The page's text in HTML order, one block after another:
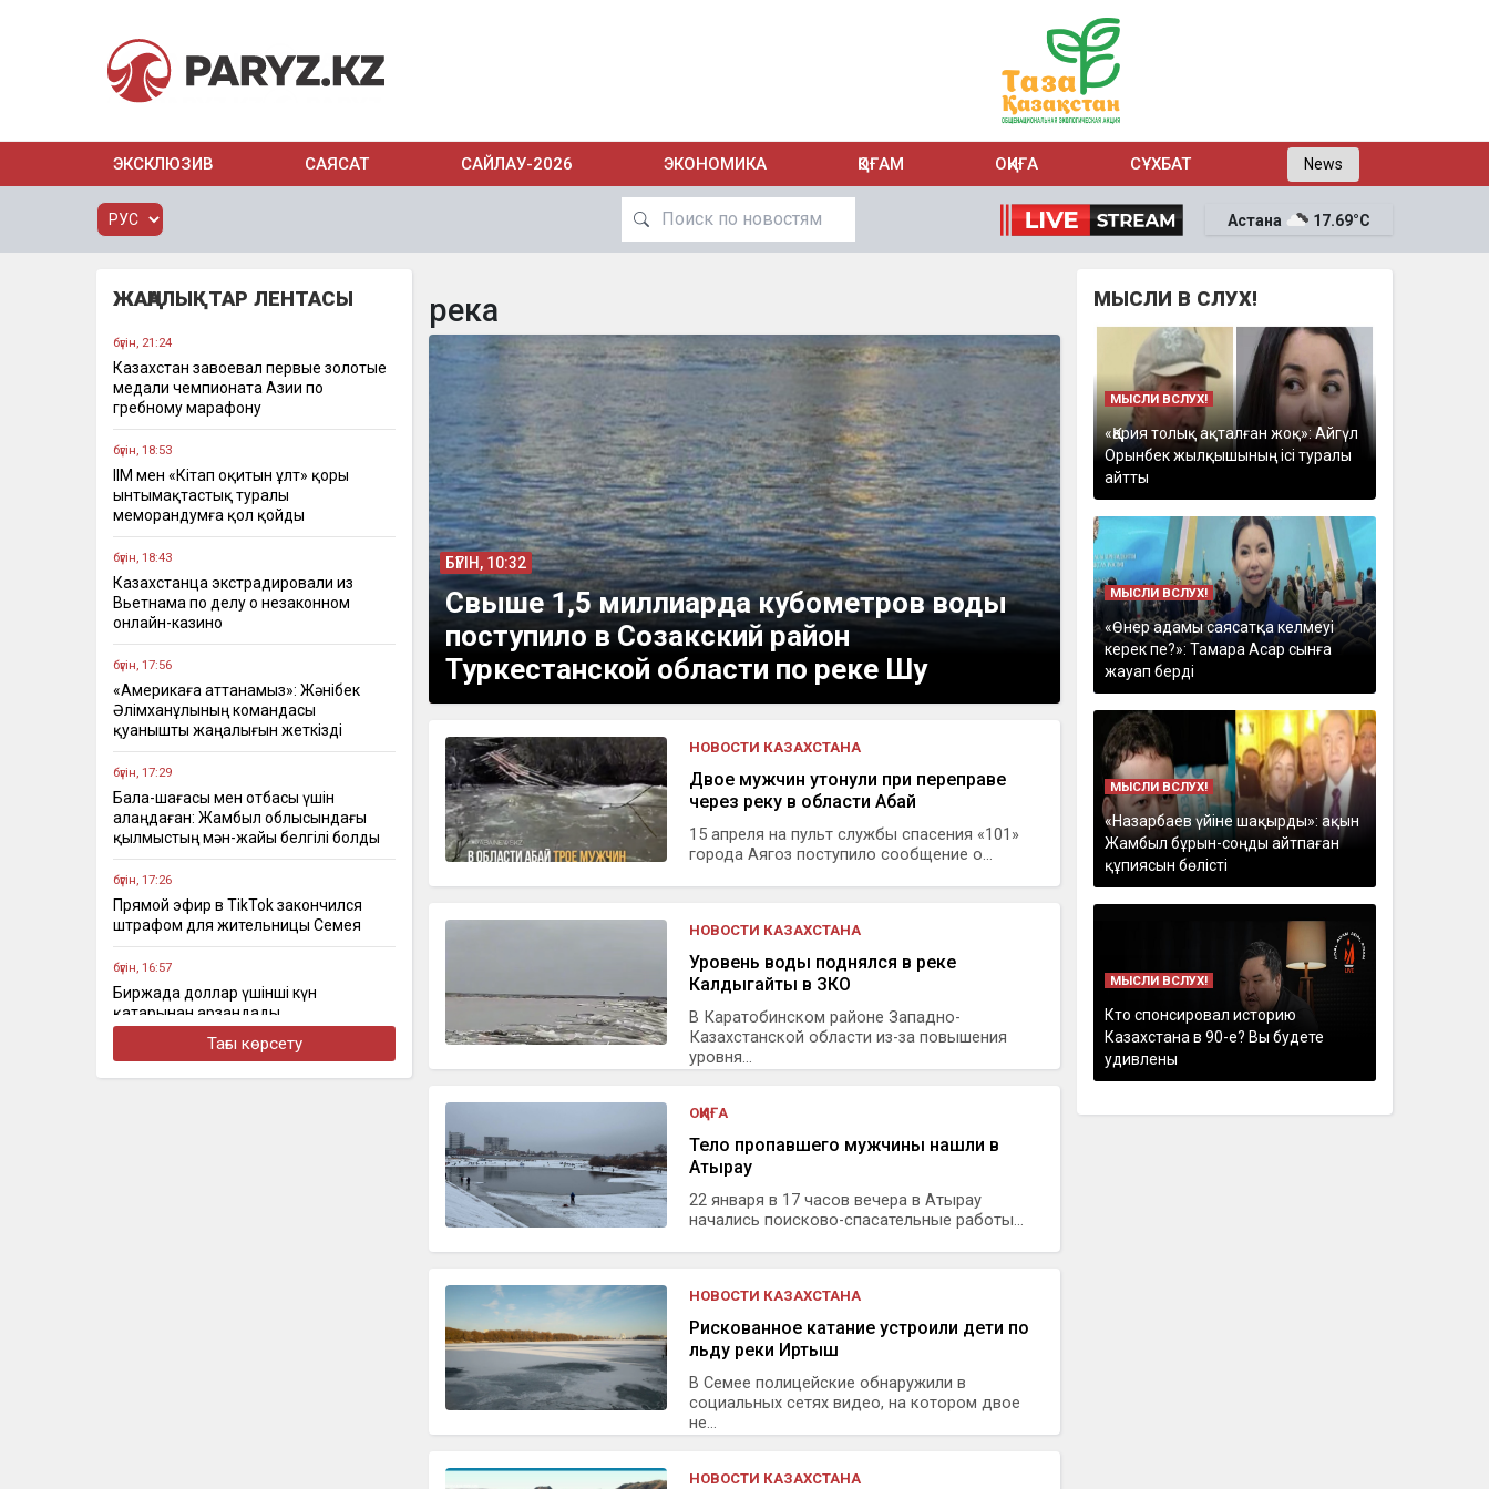
ЭКСКЛЮЗИВ САЯСАТ САЙЛАУ-2026 ЭКОНОМИКА ҚОҒАМ ОҚИҒА СҰХБАТ News
Астана 17.69°C
ЖАҢАЛЫҚТАР ЛЕНТАСЫ
бүгін, 21:24
Казахстан завоевал первые золотые
медали чемпионата Азии по
гребному марафону
бүгін, 18:53
ІІМ мен «Кітап оқитын ұлт» қоры
ынтымақтастық туралы
меморандумға қол қойды
бүгін, 18:43
Казахстанца экстрадировали из
Вьетнама по делу о незаконном
онлайн-казино
бүгін, 17:56
«Америкаға аттанамыз»: Жәнібек
Әлімханұлының командасы
қуанышты жаңалығын жеткізді
бүгін, 17:29
Бала-шағасы мен отбасы үшін
алаңдаған: Жамбыл облысындағы
қылмыстың мән-жайы белгілі болды
бүгін, 17:26
Прямой эфир в TikTok закончился
штрафом для жительницы Семея
бүгін, 16:57
Биржада доллар үшінші күн
қатарынан арзандады
Стал известен состав сборной
Тағы көрсету
река
БҮГІН, 10:32
Свыше 1,5 миллиарда кубометров воды
поступило в Созакский район
Туркестанской области по реке Шу
НОВОСТИ КАЗАХСТАНА
Двое мужчин утонули при переправе
через реку в области Абай
15 апреля на пульт службы спасения «101»
города Аягоз поступило сообщение о...
НОВОСТИ КАЗАХСТАНА
Уровень воды поднялся в реке
Калдыгайты в ЗКО
В Каратобинском районе Западно-
Казахстанской области из-за повышения
уровня...
ОҚИҒА
Тело пропавшего мужчины нашли в
Атырау
22 января в 17 часов вечера в Атырау
начались поисково-спасательные работы...
НОВОСТИ КАЗАХСТАНА
Рискованное катание устроили дети по
льду реки Иртыш
В Семее полицейские обнаружили в
социальных сетях видео, на котором двое
не...
НОВОСТИ КАЗАХСТАНА
МЫСЛИ В СЛУХ!
МЫСЛИ ВСЛУХ!
«Қария толық ақталған жоқ»: Айгүл
Орынбек жылқышының ісі туралы
айтты
МЫСЛИ ВСЛУХ!
«Өнер адамы саясатқа келмеуі
керек пе?»: Тамара Асар сынға
жауап берді
МЫСЛИ ВСЛУХ!
«Назарбаев үйіне шақырды»: ақын
Жамбыл бұрын-соңды айтпаған
құпиясын бөлісті
МЫСЛИ ВСЛУХ!
Кто спонсировал историю
Казахстана в 90-е? Вы будете
удивлены